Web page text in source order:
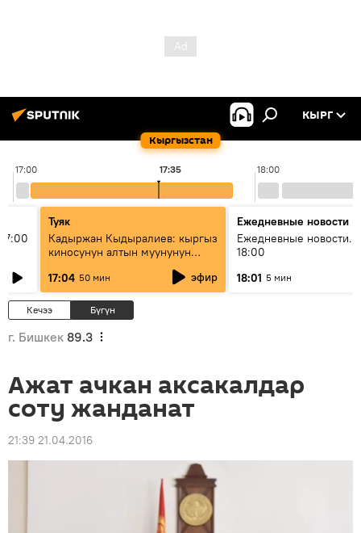
Кыргызстан
КЫРГ
17:00 18:00
17:35
Туяк
Кадыржан Кыдыралиев: кыргыз
киносунун алтын муунунун
17:04 50 мин эфир
Ежедневные новости
Ежедневные новости.
18:00
18:01 5 мин
Кечээ Бүгүн
г. Бишкек 89.3
Ажат ачкан аксакалдар
соту жанданат
21:39 21.04.2016